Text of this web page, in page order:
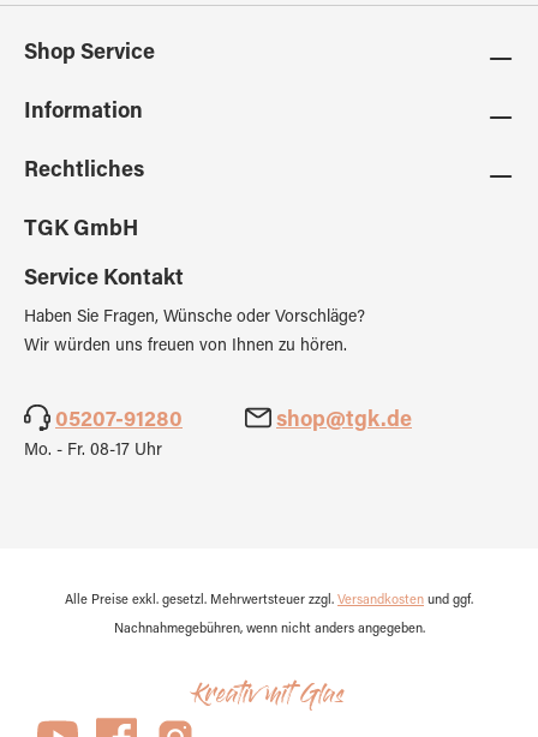
Shop Service
Information
Rechtliches
TGK GmbH
Service Kontakt
Haben Sie Fragen, Wünsche oder Vorschläge?
Wir würden uns freuen von Ihnen zu hören.
05207-91280 shop@tgk.de
Mo. - Fr. 08-17 Uhr
Alle Preise exkl. gesetzl. Mehrwertsteuer zzgl. Versandkosten und ggf.
Nachnahmegebühren, wenn nicht anders angegeben.
Kreativ mit Glas